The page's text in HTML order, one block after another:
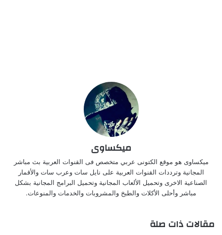
ميكساوى
ميكساوى هو موقع الكتونى عربي متخصص فى القنوات العربية بث مباشر
المجانية وترددات القنوات العربية على نايل سات وعرب سات والأقمار
الصناعية الاخرى وتحميل الألعاب المجانية وتحميل البرامج المجانية بشكل
مباشر وأحلى الأكلات والطبخ والمشروبات والخدمات والمنوعات.
مقالات ذات صلة